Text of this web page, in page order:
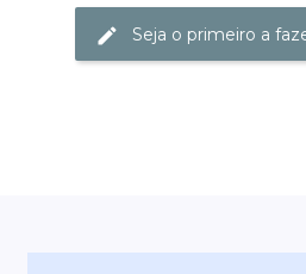
Seja o primeiro a